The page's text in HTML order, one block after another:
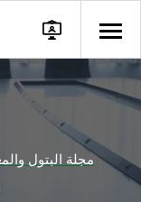
مجلة البتول